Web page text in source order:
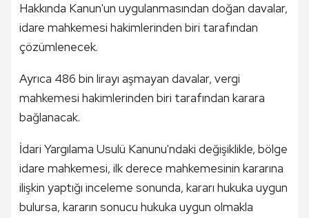
Hakkında Kanun'un uygulanmasından doğan davalar,
idare mahkemesi hakimlerinden biri tarafından
çözümlenecek.
Ayrıca 486 bin lirayı aşmayan davalar, vergi
mahkemesi hakimlerinden biri tarafından karara
bağlanacak.
İdari Yargılama Usulü Kanunu'ndaki değişiklikle, bölge
idare mahkemesi, ilk derece mahkemesinin kararına
ilişkin yaptığı inceleme sonunda, kararı hukuka uygun
bulursa, kararın sonucu hukuka uygun olmakla